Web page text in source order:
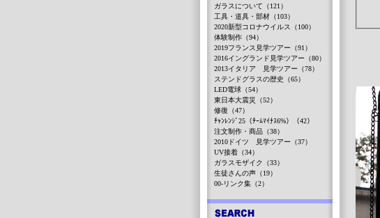
ガラスについて（121）
工具・道具・部材（103）
2020新型コロナウイルス（100）
体験制作（94）
2019フランス見学ツアー（91）
2016イングランド見学ツアー（80）
2013イタリア 見学ツアー（78）
ステンドグラスの歴史（65）
LED電球（54）
東日本大震災（52）
修復（47）
ﾁｬﾝﾚﾝｼﾞ25（ﾁｰﾑﾏｲﾅｽ6%）（42）
注文制作・商品（38）
2010ドイツ 見学ツアー（37）
UV接着（34）
ガラスモザイク（33）
生徒さんの声（19）
00-リンク集（2）